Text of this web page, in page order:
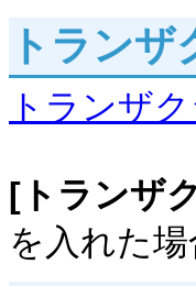
トラン
トランザ
[トランザ
を入れた